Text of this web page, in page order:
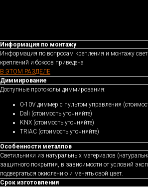
Информация по монтажу
Информация по вопросам крепления и монтажу
креплений и боксов приведена
В ЭТОМ РАЗДЕЛЕ
Диммирование
Доступные протоколы диммирования:
0-10V диммер с пультом управления
Dali (стоимость уточняйте)
KNX (стоимость уточняйте)
TRIAC (стоимость уточняйте)
Особенности металлов
Светильники из натуральных материалов
защитного покрытия, в зависимости от условий
подвергаться окислению и менять свой цвет.
Срок изготовления